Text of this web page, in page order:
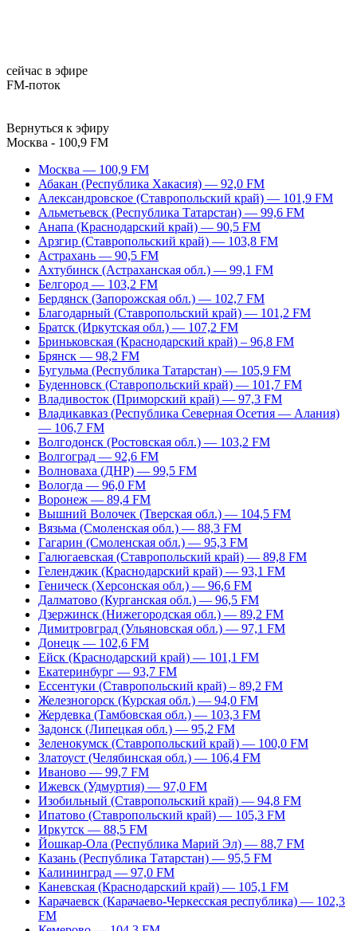
сейчас в эфире
FM-поток
Вернуться к эфиру
Москва - 100,9 FM
Москва — 100,9 FM
Абакан (Республика Хакасия) — 92,0 FM
Александровское (Ставропольский край) — 101,9 FM
Альметьевск (Республика Татарстан) — 99,6 FM
Анапа (Краснодарский край) — 90,5 FM
Арзгир (Ставропольский край) — 103,8 FM
Астрахань — 90,5 FM
Ахтубинск (Астраханская обл.) — 99,1 FM
Белгород — 103,2 FM
Бердянск (Запорожская обл.) — 102,7 FM
Благодарный (Ставропольский край) — 101,2 FM
Братск (Иркутская обл.) — 107,2 FM
Бриньковская (Краснодарский край) – 96,8 FM
Брянск — 98,2 FM
Бугульма (Республика Татарстан) — 105,9 FM
Буденновск (Ставропольский край) — 101,7 FM
Владивосток (Приморский край) — 97,3 FM
Владикавказ (Республика Северная Осетия — Алания)
— 106,7 FM
Волгодонск (Ростовская обл.) — 103,2 FM
Волгоград — 92,6 FM
Волноваха (ДНР) — 99,5 FM
Вологда — 96,0 FM
Воронеж — 89,4 FM
Вышний Волочек (Тверская обл.) — 104,5 FM
Вязьма (Смоленская обл.) — 88,3 FM
Гагарин (Смоленская обл.) — 95,3 FM
Галюгаевская (Ставропольский край) — 89,8 FM
Геленджик (Краснодарский край) — 93,1 FM
Геническ (Херсонская обл.) — 96,6 FM
Далматово (Курганская обл.) — 96,5 FM
Дзержинск (Нижегородская обл.) — 89,2 FM
Димитровград (Ульяновская обл.) — 97,1 FM
Донецк — 102,6 FM
Ейск (Краснодарский край) — 101,1 FM
Екатеринбург — 93,7 FM
Ессентуки (Ставропольский край) – 89,2 FM
Железногорск (Курская обл.) — 94,0 FM
Жердевка (Тамбовская обл.) — 103,3 FM
Задонск (Липецкая обл.) — 95,2 FM
Зеленокумск (Ставропольский край) — 100,0 FM
Златоуст (Челябинская обл.) — 106,4 FM
Иваново — 99,7 FM
Ижевск (Удмуртия) — 97,0 FM
Изобильный (Ставропольский край) — 94,8 FM
Ипатово (Ставропольский край) — 105,3 FM
Иркутск — 88,5 FM
Йошкар-Ола (Республика Марий Эл) — 88,7 FM
Казань (Республика Татарстан) — 95,5 FM
Калининград — 97,0 FM
Каневская (Краснодарский край) — 105,1 FM
Карачаевск (Карачаево-Черкесская республика) — 102,3
FM